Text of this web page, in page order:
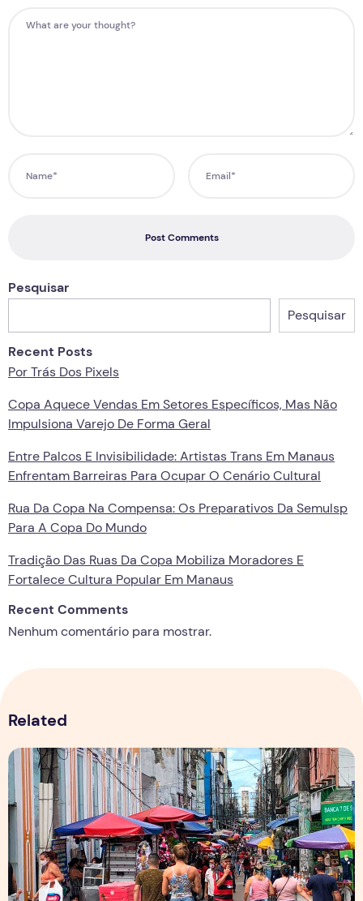
Post Comments
Pesquisar
Pesquisar
Recent Posts
Por Trás Dos Pixels
Copa Aquece Vendas Em Setores Específicos, Mas Não
Impulsiona Varejo De Forma Geral
Entre Palcos E Invisibilidade: Artistas Trans Em Manaus
Enfrentam Barreiras Para Ocupar O Cenário Cultural
Rua Da Copa Na Compensa: Os Preparativos Da Semulsp
Para A Copa Do Mundo
Tradição Das Ruas Da Copa Mobiliza Moradores E
Fortalece Cultura Popular Em Manaus
Recent Comments
Nenhum comentário para mostrar.
Related
Copa aquece vendas em setores específicos, mas não